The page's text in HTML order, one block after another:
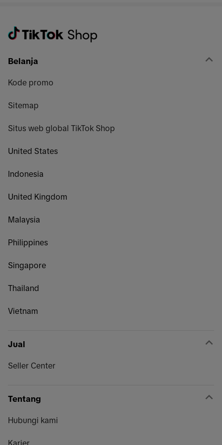
Belanja
Kode promo
Sitemap
Situs web global TikTok Shop
United States
Indonesia
United Kingdom
Malaysia
Philippines
Singapore
Thailand
Vietnam
Jual
Seller Center
Tentang
Hubungi kami
Karier